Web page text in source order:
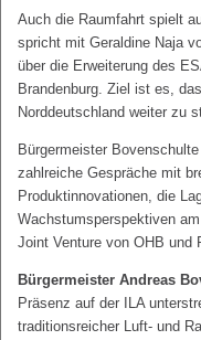
Auch die Raumfahrt spielt
spricht mit Geraldine Naja
über die Erweiterung des
Brandenburg. Ziel ist es,
Norddeutschland weiter zu
Bürgermeister
zahlreiche Gespräche mit
Produktinnovationen, die
Wachstumsperspektiven
Joint Venture von OHB und
Bürgermeister Andreas
Präsenz auf der ILA
traditionsreicher Luft- und